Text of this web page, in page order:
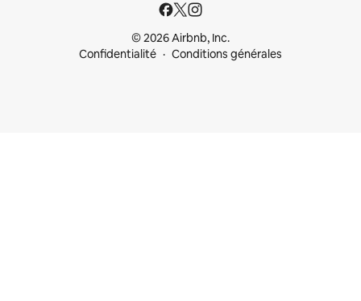
© 2026 Airbnb, Inc.
Confidentialité
Conditions générales